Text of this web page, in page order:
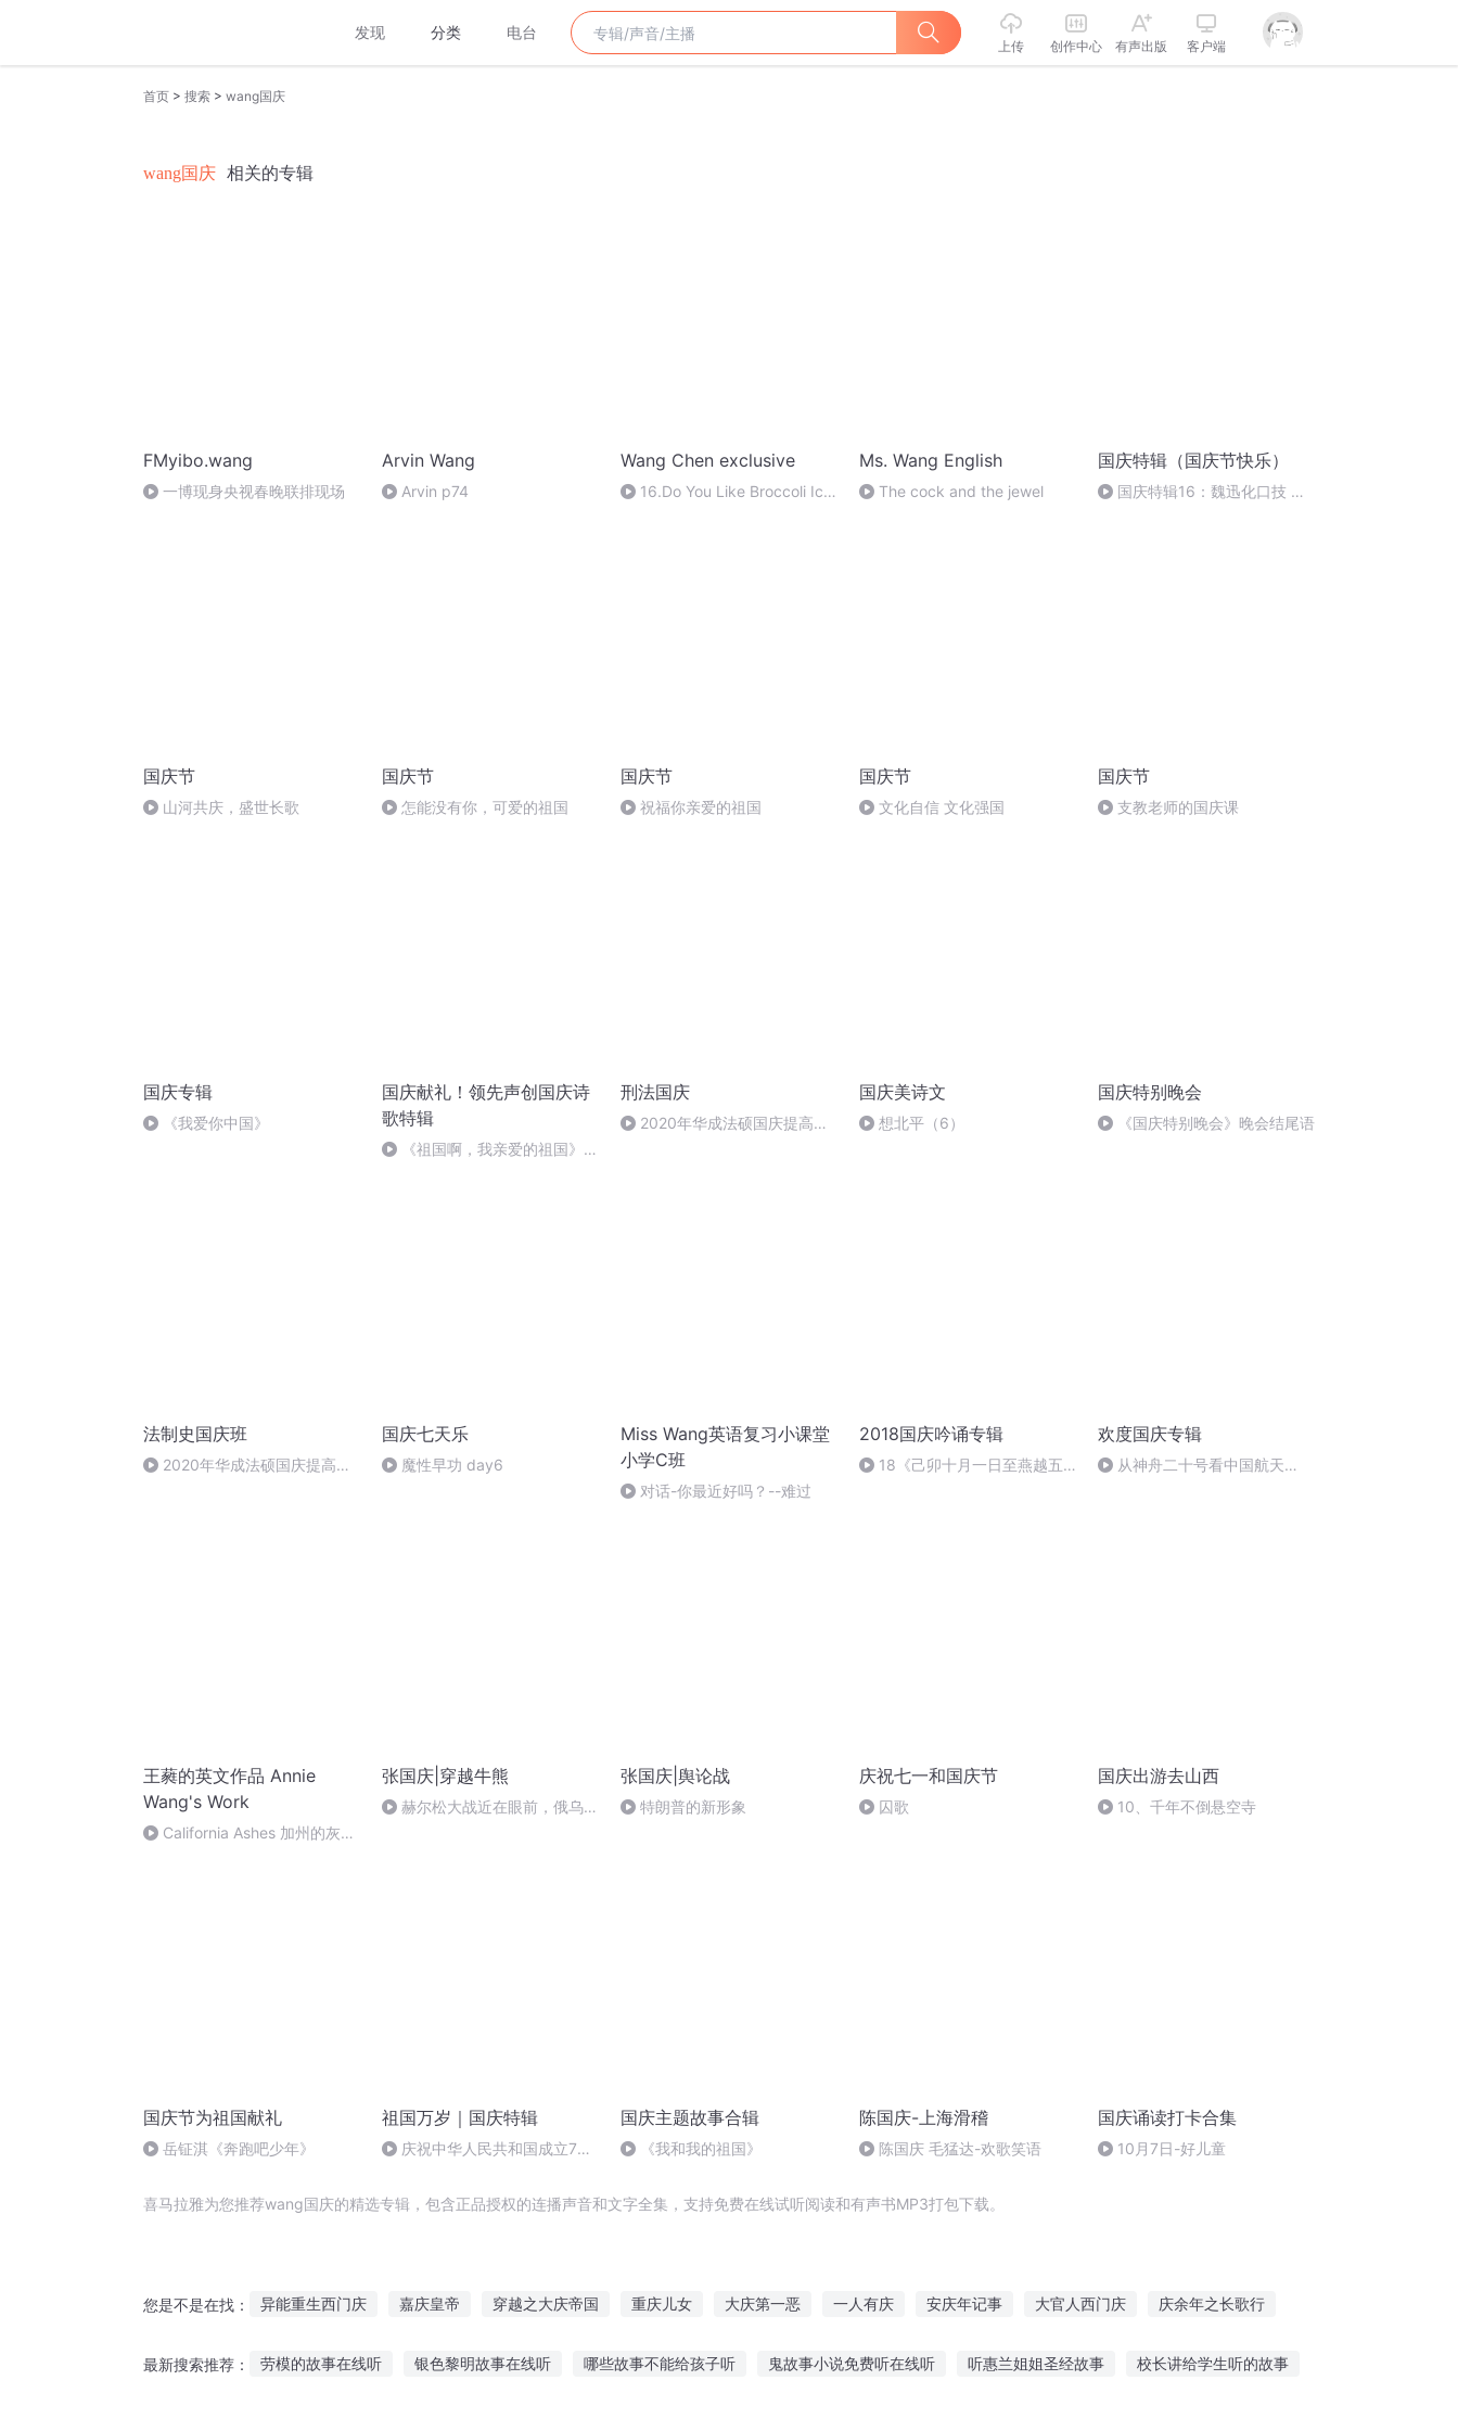
发现 分类 电台
上传 创作中心 有声出版 客户端
首页 > 搜索 > wang国庆
wang国庆 相关的专辑
FMyibo.wang
一博现身央视春晚联排现场
Arvin Wang
Arvin p74
Wang Chen exclusive
16.Do You Like Broccoli Ice
Ms. Wang English
The cock and the jewel
国庆特辑（国庆节快乐）
国庆特辑16：魏迅化口技 二
国庆节
山河共庆，盛世长歌
国庆节
怎能没有你，可爱的祖国
国庆节
祝福你亲爱的祖国
国庆节
文化自信 文化强国
国庆节
支教老师的国庆课
国庆专辑
《我爱你中国》
国庆献礼！领先声创国庆诗
歌特辑
《祖国啊，我亲爱的祖国》温
刑法国庆
2020年华成法硕国庆提高班
国庆美诗文
想北平（6）
国庆特别晚会
《国庆特别晚会》晚会结尾语
法制史国庆班
2020年华成法硕国庆提高班
国庆七天乐
魔性早功 day6
Miss Wang英语复习小课堂
小学C班
对话-你最近好吗？--难过
2018国庆吟诵专辑
18《己卯十月一日至燕越五
欢度国庆专辑
从神舟二十号看中国航天
王蕤的英文作品 Annie
Wang's Work
California Ashes 加州的灰烬
张国庆|穿越牛熊
赫尔松大战近在眼前，俄乌冲
张国庆|舆论战
特朗普的新形象
庆祝七一和国庆节
囚歌
国庆出游去山西
10、千年不倒悬空寺
国庆节为祖国献礼
岳钲淇《奔跑吧少年》
祖国万岁｜国庆特辑
庆祝中华人民共和国成立73
国庆主题故事合辑
《我和我的祖国》
陈国庆-上海滑稽
陈国庆 毛猛达-欢歌笑语
国庆诵读打卡合集
10月7日-好儿童
喜马拉雅为您推荐wang国庆的精选专辑，包含正品授权的连播声音和文字全集，支持免费在线试听阅读和有声书MP3打包下载。
您是不是在找： 异能重生西门庆 嘉庆皇帝 穿越之大庆帝国 重庆儿女 大庆第一恶 一人有庆 安庆年记事 大官人西门庆 庆余年之长歌行
最新搜索推荐： 劳模的故事在线听 银色黎明故事在线听 哪些故事不能给孩子听 鬼故事小说免费听在线听 听惠兰姐姐圣经故事 校长讲给学生听的故事